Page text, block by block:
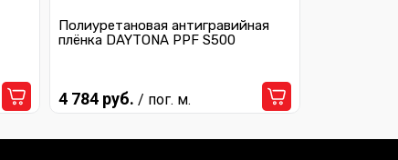
Полиуретановая антигравийная
плёнка DAYTONA PPF S500
4 784 руб. / пог. м.